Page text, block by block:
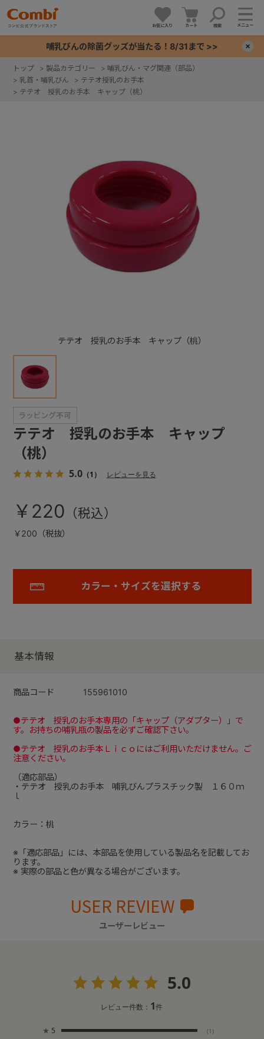
お気に入り カート 検索 メニュー
哺乳びんの除菌グッズが当たる！8/31まで >>
トップ > 製品カテゴリー > 哺乳びん・マグ関連（部品）
> 乳首・哺乳びん > テテオ授乳のお手本
> テテオ 授乳のお手本 キャップ（桃）
テテオ 授乳のお手本 キャップ（桃）
テテオ 授乳のお手本 キャップ
（桃）
5.0（1） レビューを見る
￥220
￥200（税抜）
カラー・サイズを選択する
基本情報
商品コード 155961010
●テテオ 授乳のお手本専用の「キャップ（アダプター）」で
す。お持ちの哺乳瓶の製品を必ずご確認下さい。
●テテオ 授乳のお手本Ｌｉｃｏにはご利用いただけません。ご
注意ください。
（適応部品）
・テテオ 授乳のお手本 哺乳びんプラスチック製 １６０ｍ
ｌ
カラー：桃
※「適応部品」には、本部品を使用している製品名を記載してお
ります。
※ 実際の部品と色が異なる場合がございます。
USER REVIEW
ユーザーレビュー
5.0
レビュー件数： 1件
★ 5 (1)